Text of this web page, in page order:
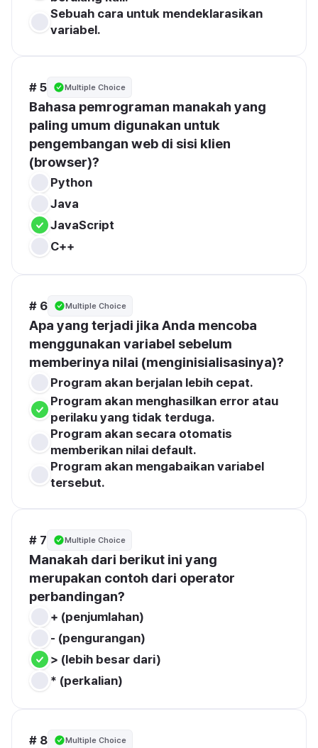
Sebuah cara untuk mendeklarasikan
variabel.
# 5 Multiple Choice
Bahasa pemrograman manakah yang
paling umum digunakan untuk
pengembangan web di sisi klien
(browser)?
Python
Java
JavaScript
C++
# 6 Multiple Choice
Apa yang terjadi jika Anda mencoba
menggunakan variabel sebelum
memberinya nilai (menginisialisasinya)?
Program akan berjalan lebih cepat.
Program akan menghasilkan error atau
perilaku yang tidak terduga.
Program akan secara otomatis
memberikan nilai default.
Program akan mengabaikan variabel
tersebut.
# 7 Multiple Choice
Manakah dari berikut ini yang
merupakan contoh dari operator
perbandingan?
+ (penjumlahan)
- (pengurangan)
> (lebih besar dari)
* (perkalian)
# 8 Multiple Choice